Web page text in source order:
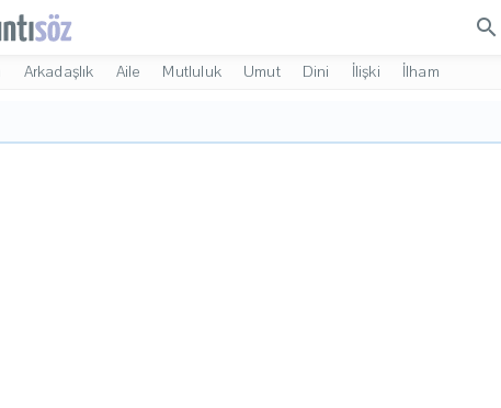
search
Arkadaşlık Aile Mutluluk Umut Dini İlişki İlham